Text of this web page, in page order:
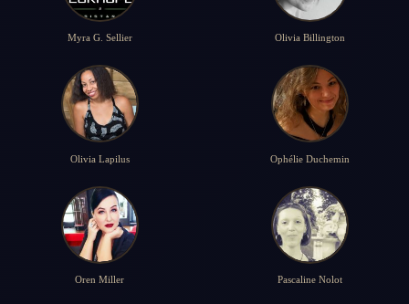
Myra G. Sellier Olivia Billington
Olivia Lapilus Ophélie Duchemin
Oren Miller Pascaline Nolot